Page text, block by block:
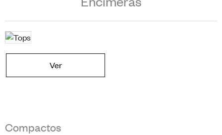
Ver
Compactos